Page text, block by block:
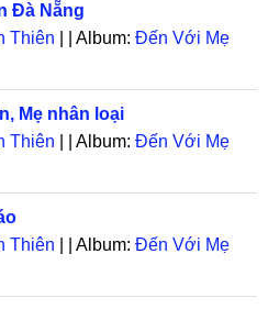
Đà Nẵng
Thiên | | Album: Đến Với Mẹ
Mẹ nhân loại
Thiên | | Album: Đến Với Mẹ
Thiên | | Album: Đến Với Mẹ